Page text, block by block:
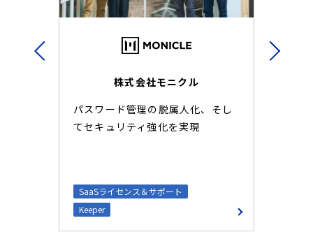
株式会社モニクル
パスワード管理の脱属人化、そし
てセキュリティ強化を実現
SaaSライセンス＆サポート
Keeper